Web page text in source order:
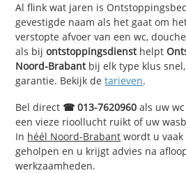
Al flink wat jaren is
gevestigde naam als het gaat om
verstopte afvoer van een wc,
als bijontstoppingsdiensthelpt
Noord-Brabantbij elk type klus
garantie. Bekijk detarieven.
Bel direct ☎ 013-7620960 als uw
een vieze rioollucht ruikt of uw
In héél Noord-Brabant wordt u
geholpen en u krijgt advies na
werkzaamheden.